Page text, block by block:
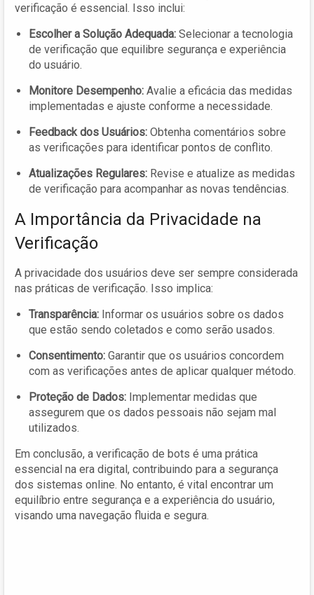
verificação é essencial. Isso inclui:
Escolher a Solução Adequada: Selecionar a tecnologia
de verificação que equilibre segurança e experiência
do usuário.
Monitore Desempenho: Avalie a eficácia das medidas
implementadas e ajuste conforme a necessidade.
Feedback dos Usuários: Obtenha comentários sobre
as verificações para identificar pontos de conflito.
Atualizações Regulares: Revise e atualize as medidas
de verificação para acompanhar as novas tendências.
A Importância da Privacidade na
Verificação
A privacidade dos usuários deve ser sempre considerada
nas práticas de verificação. Isso implica:
Transparência: Informar os usuários sobre os dados
que estão sendo coletados e como serão usados.
Consentimento: Garantir que os usuários concordem
com as verificações antes de aplicar qualquer método.
Proteção de Dados: Implementar medidas que
assegurem que os dados pessoais não sejam mal
utilizados.
Em conclusão, a verificação de bots é uma prática
essencial na era digital, contribuindo para a segurança
dos sistemas online. No entanto, é vital encontrar um
equilíbrio entre segurança e a experiência do usuário,
visando uma navegação fluida e segura.